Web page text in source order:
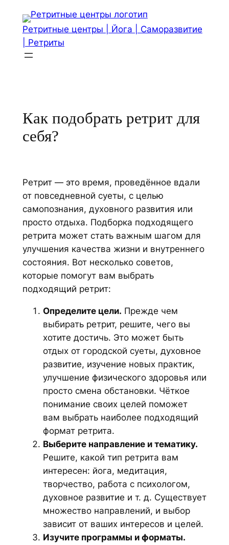
Перейти
содержимому
Ретритные центры | Йога | Саморазвитие
| Ретриты
Как подобрать ретрит для
себя?
Ретрит — это время, проведённое вдали
от повседневной суеты, с целью
самопознания, духовного развития или
просто отдыха. Подборка подходящего
ретрита может стать важным шагом для
улучшения качества жизни и внутреннего
состояния. Вот несколько советов,
которые помогут вам выбрать
подходящий ретрит:
Определите цели. Прежде чем
выбирать ретрит, решите, чего вы
хотите достичь. Это может быть
отдых от городской суеты, духовное
развитие, изучение новых практик,
улучшение физического здоровья или
просто смена обстановки. Чёткое
понимание своих целей поможет
вам выбрать наиболее подходящий
формат ретрита.
Выберите направление и тематику.
Решите, какой тип ретрита вам
интересен: йога, медитация,
творчество, работа с психологом,
духовное развитие и т. д. Существует
множество направлений, и выбор
зависит от ваших интересов и целей.
Изучите программы и форматы.